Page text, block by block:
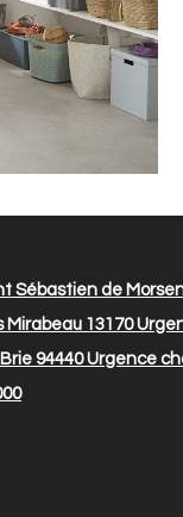
Sébastien de
13170
94440Urgence